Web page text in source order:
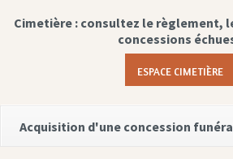
Cimetière : consultez le règlement,
concessions
ESPACE CIMETIÈRE
Acquisition d'une concession